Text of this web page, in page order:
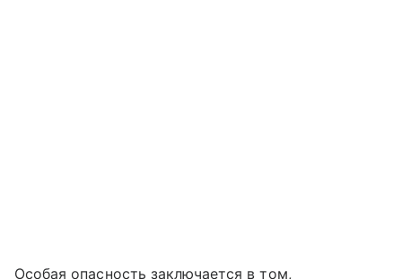
Особая опасность заключается в том,